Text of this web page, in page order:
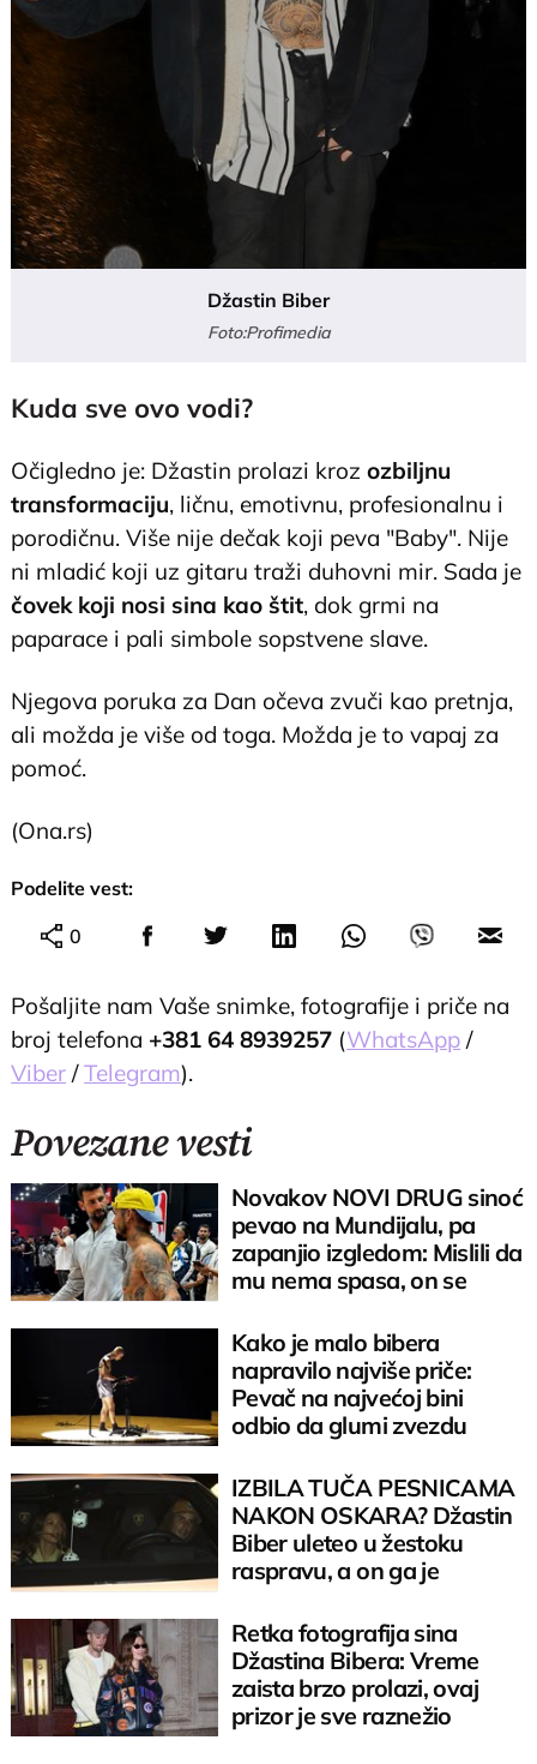
Džastin Biber
Foto:Profimedia
Kuda sve ovo vodi?
Očigledno je: Džastin prolazi krozozbiljnu
transformaciju, ličnu, emotivnu, profesionalnu i
porodičnu. Više nije dečak koji peva "Baby". Nije
ni mladić koji uz gitaru traži duhovni mir. Sada je
čovek koji nosi sina kao štit, dok grmi na
paparace i pali simbole sopstvene slave.
Njegova poruka za Dan očeva zvuči kao pretnja,
ali možda je više od toga. Možda je to vapaj za
pomoć.
(Ona.rs)
Podelite vest:
0
Pošaljite nam Vaše snimke, fotografije i priče na
broj telefona +381 64 8939257 (WhatsApp /
Viber /Telegram).
Povezane vesti
Novakov NOVI DRUG sinoć
pevao na Mundijalu, pa
zapanjio izgledom: Mislili da
mu nema spasa, on se
Kako je malo bibera
napravilo najviše priče:
Pevač na najvećoj bini
odbio da glumi zvezdu
IZBILA TUČA PESNICAMA
NAKON OSKARA? Džastin
Biber uleteo u žestoku
raspravu, a on ga je
Retka fotografija sina
Džastina Bibera: Vreme
zaista brzo prolazi, ovaj
prizor je sve raznežio